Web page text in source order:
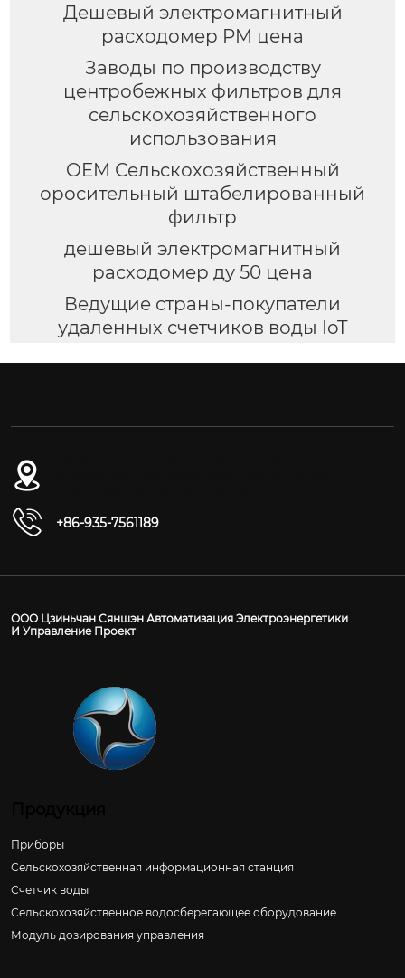
Дешевый электромагнитный
расходомер PM цена
Заводы по производству
центробежных фильтров для
сельскохозяйственного
использования
OEM Сельскохозяйственный
оросительный штабелированный
фильтр
дешевый электромагнитный
расходомер ду 50 цена
Ведущие страны-покупатели
удаленных счетчиков воды IoT
+86-935-7561189
ООО Цзиньчан Сяншэн Автоматизация Электроэнергетики
И Управление Проект
Приборы
Сельскохозяйственная информационная станция
Счетчик воды
Сельскохозяйственное водосберегающее оборудование
Модуль дозирования управления